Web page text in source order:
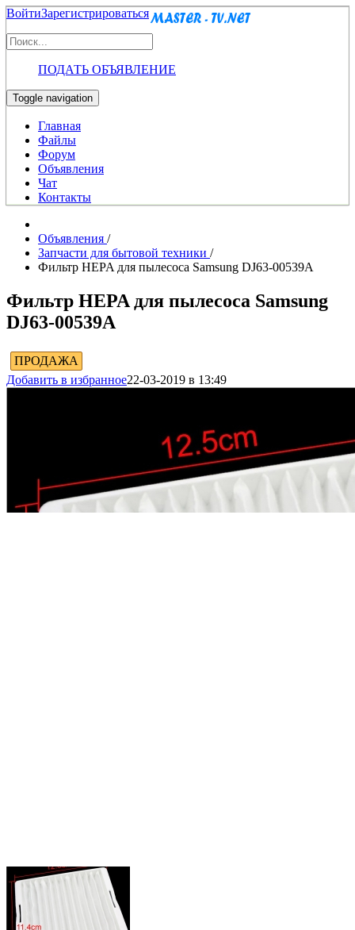
ВойтиЗарегистрироваться
ПОДАТЬ ОБЪЯВЛЕНИЕ
Toggle navigation
Главная
Файлы
Форум
Объявления
Чат
Контакты
Объявления /
Запчасти для бытовой техники /
Фильтр HEPA для пылесоса Samsung DJ63-00539A
Фильтр HEPA для пылесоса Samsung
DJ63-00539A
ПРОДАЖА
Добавить в избранное22-03-2019 в 13:49